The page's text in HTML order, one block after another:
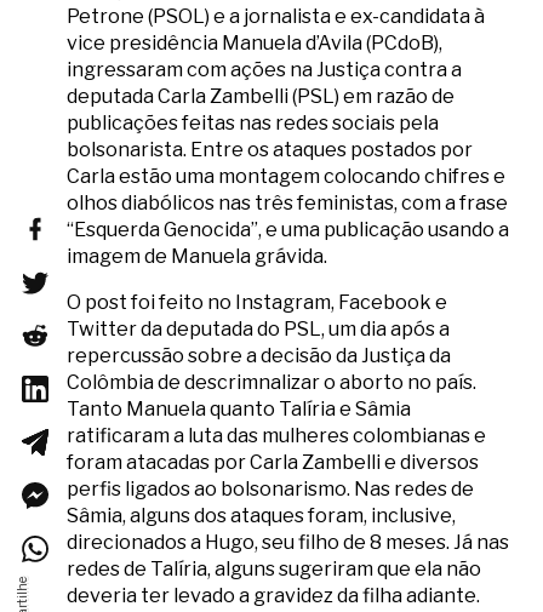
Petrone (PSOL) e a jornalista e ex-candidata à
vice presidência Manuela d’Avila (PCdoB),
ingressaram com ações na Justiça contra a
deputada Carla Zambelli (PSL) em razão de
publicações feitas nas redes sociais pela
bolsonarista. Entre os ataques postados por
Carla estão uma montagem colocando chifres e
olhos diabólicos nas três feministas, com a frase
“Esquerda Genocida”, e uma publicação usando a
imagem de Manuela grávida.
O post foi feito no Instagram, Facebook e
Twitter da deputada do PSL, um dia após a
repercussão sobre a decisão da Justiça da
Colômbia de descrimnalizar o aborto no país.
Tanto Manuela quanto Talíria e Sâmia
ratificaram a luta das mulheres colombianas e
foram atacadas por Carla Zambelli e diversos
perfis ligados ao bolsonarismo. Nas redes de
Sâmia, alguns dos ataques foram, inclusive,
direcionados a Hugo, seu filho de 8 meses. Já nas
redes de Talíria, alguns sugeriram que ela não
deveria ter levado a gravidez da filha adiante.